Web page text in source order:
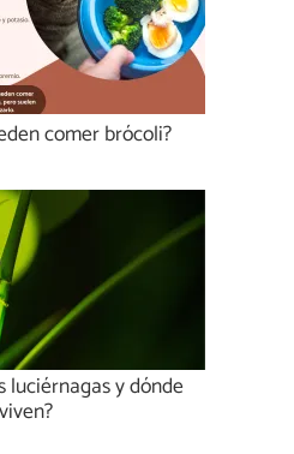
comer brócoli?
luciérnagas y dónde
viven?